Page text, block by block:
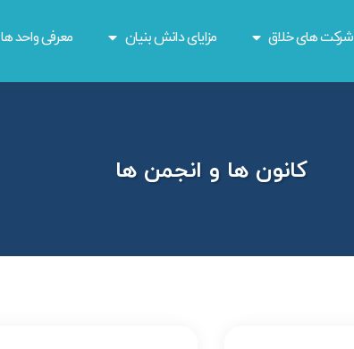
شرکت های خلاق مزایای دانش بنیان معرفی واحد ها
کانون ها و انجمن ها